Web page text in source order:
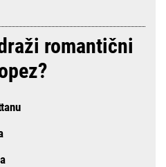
romantični